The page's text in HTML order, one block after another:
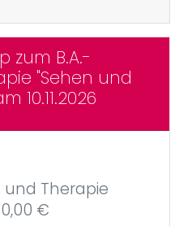
zum B.A.-
"Sehen und
10.11.2026
Therapie
€